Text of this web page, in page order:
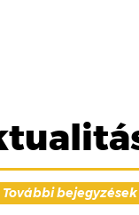
További bejegyzések